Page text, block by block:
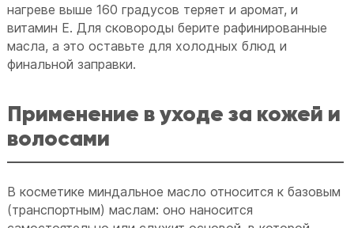
нагреве выше 160 градусов теряет и аромат, и
витамин E. Для сковороды берите рафинированные
масла, а это оставьте для холодных блюд и
финальной заправки.
Применение в уходе за кожей и
волосами
В косметике миндальное масло относится к базовым
(транспортным) маслам: оно наносится